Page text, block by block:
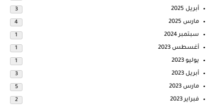
أبريل 2025 3
مارس 2025 4
سبتمبر 2024 1
أغسطس 2023 1
يوليو 2023 1
أبريل 2023 3
مارس 2023 5
فبراير 2023 2